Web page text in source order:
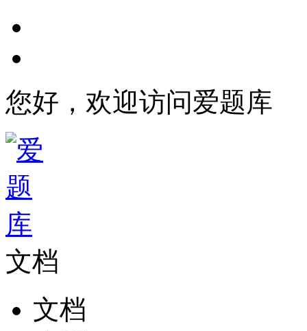
您好，欢迎访问爱题库
文档
文档